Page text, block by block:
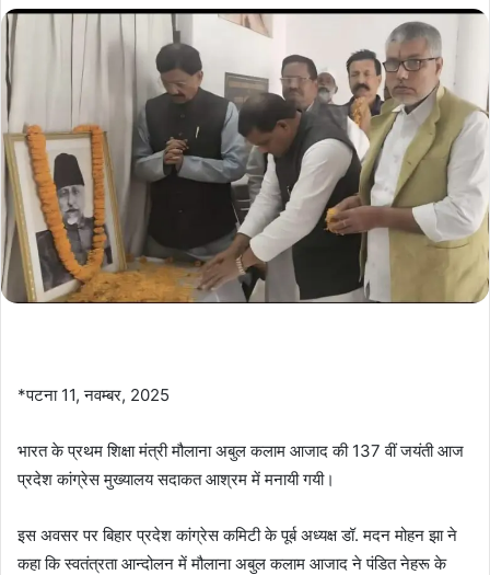
*पटना 11, नवम्बर, 2025
भारत के प्रथम शिक्षा मंत्री मौलाना अबुल कलाम आजाद की 137 वीं जयंती आज
प्रदेश कांग्रेस मुख्यालय सदाकत आश्रम में मनायी गयी।
इस अवसर पर बिहार प्रदेश कांग्रेस कमिटी के पूर्ब अध्यक्ष डॉ. मदन मोहन झा ने
कहा कि स्वतंत्रता आन्दोलन में मौलाना अबुल कलाम आजाद ने पंडित नेहरू के